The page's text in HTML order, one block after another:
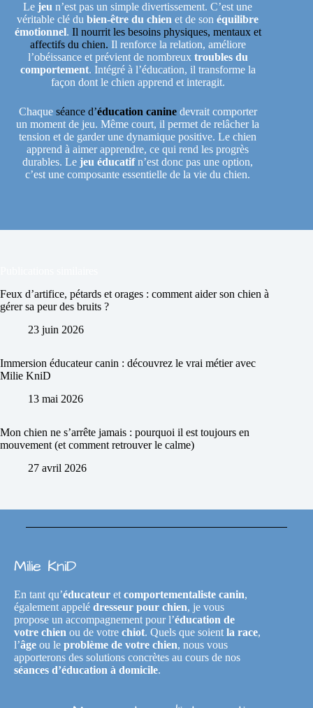
Lejeu n’est pas un simple divertissement. C’est une
véritable clé dubien-être du chien et de sonéquilibre
émotionnel. Il nourrit les besoins physiques, mentaux et
affectifs du chien. Il renforce la relation, améliore
l’obéissance et prévient de nombreux troubles du
comportement. Intégré à l’éducation, il transforme la
façon dont le chien apprend et interagit.
Chaque séance d’éducation caninedevrait comporter
un moment de jeu. Même court, il permet de relâcher la
tension et de garder une dynamique positive. Le chien
apprend à aimer apprendre, ce qui rend les progrès
durables. Lejeu éducatifn’est donc pas une option,
c’est une composante essentielle de la vie du chien.
Feux d’artifice, pétards et orages : comment aider son chien à
gérer sa peur des bruits ?
23 juin 2026
Immersion éducateur canin : découvrez le vrai métier avec
Milie KniD
13 mai 2026
Mon chien ne s’arrête jamais : pourquoi il est toujours en
mouvement (et comment retrouver le calme)
27 avril 2026
Milie KniD
En tant qu’éducateur et comportementaliste canin,
également appelé dresseur pour chien, je vous
propose un accompagnement pour l’éducation de
votre chien ou de votre chiot. Quels que soient la race,
l’âge ou le problème de votre chien, nous vous
apporterons des solutions concrètes au cours de nos
séances d’éducation à domicile.